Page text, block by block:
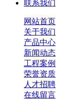
联系我们
网站首页
关于我们
产品中心
新闻动态
工程案例
荣誉资质
人才招聘
在线留言